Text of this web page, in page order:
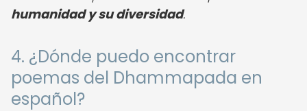
humanidad y su diversidad.
4. ¿Dónde puedo encontrar
poemas del Dhammapada en
español?